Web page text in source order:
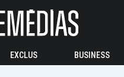
EXCLUS BUSINESS